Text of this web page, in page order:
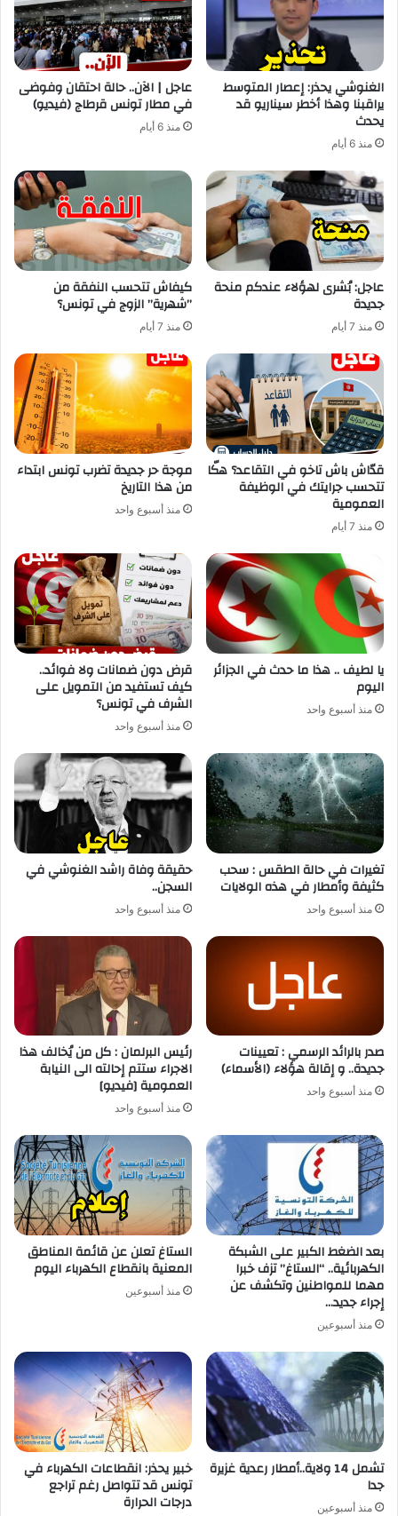
الغنوشي يحذر: إعصار المتوسط
يراقبنا وهذا أخطر سيناريو قد
يحدث
منذ 6 أيام
عاجل | الآن.. حالة احتقان وفوضى
في مطار تونس قرطاج (فيديو)
منذ 6 أيام
عاجل: بُشرى لهؤلاء عندكم منحة
جديدة
منذ 7 أيام
كيفاش تتحسب النفقة من
”شهرية” الزوج في تونس؟
منذ 7 أيام
قدّاش باش تاخو في التقاعد؟ هكّا
تتحسب جرايتك في الوظيفة
العمومية
منذ 7 أيام
موجة حر جديدة تضرب تونس ابتداء
من هذا التاريخ
منذ أسبوع واحد
يا لطيف .. هذا ما حدث في الجزائر
اليوم
منذ أسبوع واحد
قرض دون ضمانات ولا فوائد..
كيف تستفيد من التمويل على
الشرف في تونس؟
منذ أسبوع واحد
تغيرات في حالة الطقس : سحب
كثيفة وأمطار في هذه الولايات
منذ أسبوع واحد
حقيقة وفاة راشد الغنوشي في
السجن..
منذ أسبوع واحد
صدر بالرائد الرسمي : تعيينات
جديدة.. و إقالة هؤلاء (الأسماء)
منذ أسبوع واحد
رئيس البرلمان : كل من يُخالف هذا
الاجراء ستتم إحالته الى النيابة
العمومية [فيديو]
منذ أسبوع واحد
بعد الضغط الكبير على الشبكة
الكهربائية.. “الستاغ” تزف خبرا
مهما للمواطنين وتكشف عن
إجراء جديد…
منذ أسبوعين
الستاغ تعلن عن قائمة المناطق
المعنية بانقطاع الكهرباء اليوم
منذ أسبوعين
تشمل 14 ولاية..أمطار رعدية غزيرة
جدا
منذ أسبوعين
خبير يحذر: انقطاعات الكهرباء في
تونس قد تتواصل رغم تراجع
درجات الحرارة